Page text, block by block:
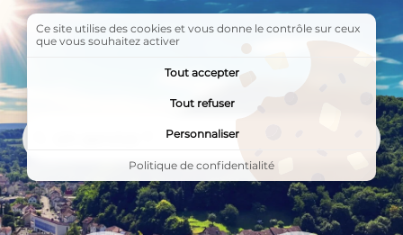
Rechercher
Rechercher
LES PAGES LES PLUS CONSULTÉES
Ce site utilise des cookies et vous donne le contrôle sur ceux
que vous souhaitez activer
Tout accepter
Tout refuser
Personnaliser
Politique de confidentialité